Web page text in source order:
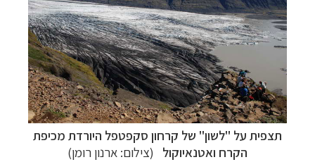
תצפית על "לשון" של קרחון סקפטפל היורדת מכיפת
הקרח ואטנאיוקול
(צילום: ארנון רומן)